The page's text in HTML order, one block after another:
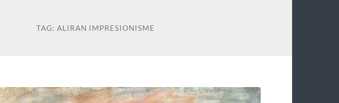
TAG:ALIRAN IMPRESIONISME